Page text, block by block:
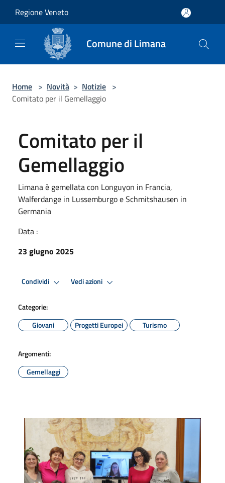
Regione Veneto
Comune di Limana
Home > Novità > Notizie >
Comitato per il Gemellaggio
Comitato per il
Gemellaggio
Limana è gemellata con Longuyon in Francia,
Walferdange in Lussemburgo e Schmitshausen in
Germania
Data :
23 giugno 2025
Condividi Vedi azioni
Categorie:
Giovani
Progetti Europei Turismo
Argomenti:
Gemellaggi